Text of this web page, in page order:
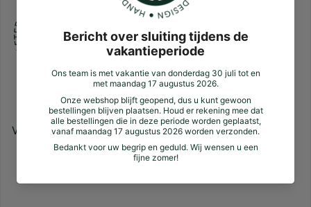
Volg ons